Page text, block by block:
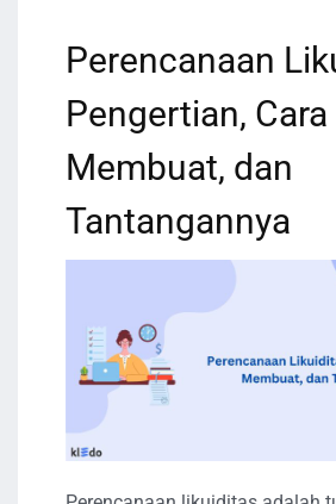
Perencanaan
Pengertian, Cara
Membuat, dan
Tantangannya